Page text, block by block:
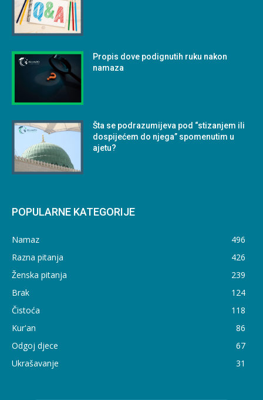
Propis dove podignutih ruku nakon
namaza
Šta se podrazumijeva pod “stizanjem ili
dospijećem do njega” spomenutim u
ajetu?
POPULARNE KATEGORIJE
Namaz
496
Razna pitanja
426
Ženska pitanja
239
Brak
124
Čistoća
118
Kur'an
86
Odgoj djece
67
Ukrašavanje
31